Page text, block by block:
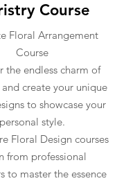
Course
Floral Arrangement
Course
the endless charm of
create your unique
to showcase your
personal style.
Floral Design courses
from professional
to master the essence